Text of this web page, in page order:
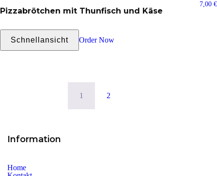
Pizzabrötchen mit Thunfisch und Käse
7,00 €
Schnellansicht Order Now
1 2
Information
Home